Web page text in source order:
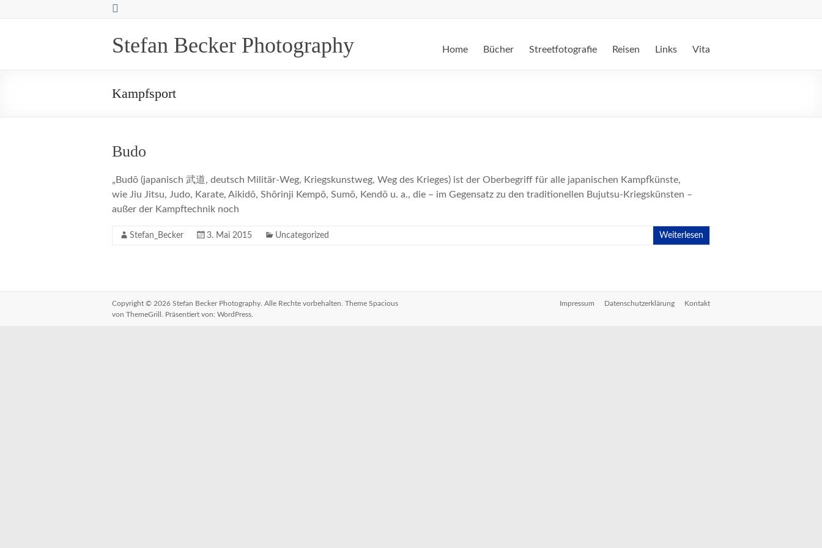
Stefan Becker Photography Home Bücher Streetfotografie Reisen Links Vita
Kampfsport
Budo
„Budō (japanisch 武道, deutsch Militär-Weg, Kriegskunstweg, Weg des Krieges) ist der Oberbegriff für alle japanischen Kampfkünste,
wie Jiu Jitsu, Judo, Karate, Aikidō, Shōrinji Kempō, Sumō, Kendō u. a., die – im Gegensatz zu den traditionellen Bujutsu-Kriegskünsten –
außer der Kampftechnik noch
Stefan_Becker 3. Mai 2015 Uncategorized Weiterlesen
Copyright © 2026 Stefan Becker Photography . Alle Rechte vorbehalten. Theme Spacious
von ThemeGrill. Präsentiert von: WordPress
Impressum Datenschutzerklärung Kontakt